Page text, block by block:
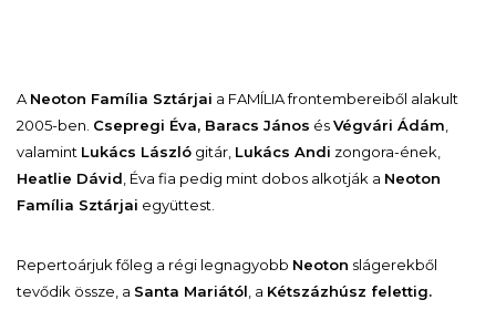
A Neoton Família Sztárjai a FAMÍLIA frontembereiből alakult
2005-ben. Csepregi Éva, Baracs János ésVégvári Ádám
valamint Lukács László gitár, Lukács Andi zongora-ének,
Heatlie Dávid , Éva fia pedig mint dobos alkotják a Neoton
Família Sztárjai együttest.
Repertoárjuk főleg a régi legnagyobb Neoton slágerekből
tevődik össze, a Santa Mariától , a Kétszázhúsz felettig.